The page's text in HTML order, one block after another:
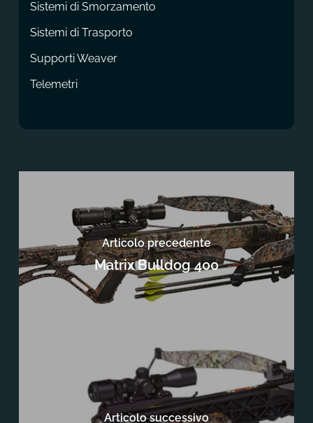
Sistemi di Smorzamento
Sistemi di Trasporto
Supporti Weaver
Telemetri
Articolo precedente
Matrix Bulldog 400
Articolo successivo